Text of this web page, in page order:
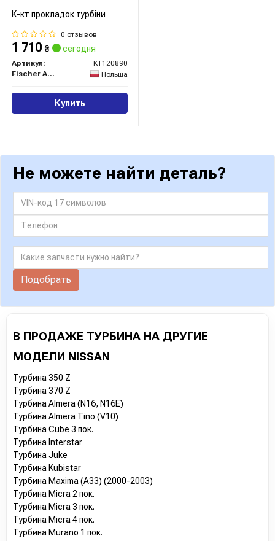
К-кт прокладок турбіни
0 отзывов
1 710 ₴ сегодня
Артикул:
KT120890
Fischer Automotive One (FA1)
Польша
Купить
Не можете найти деталь?
Подобрать
В ПРОДАЖЕ ТУРБИНА НА ДРУГИЕ
МОДЕЛИ NISSAN
Турбина 350 Z
Турбина 370 Z
Турбина Almera (N16, N16E)
Турбина Almera Tino (V10)
Турбина Cube 3 пок.
Турбина Interstar
Турбина Juke
Турбина Kubistar
Турбина Maxima (A33) (2000-2003)
Турбина Micra 2 пок.
Турбина Micra 3 пок.
Турбина Micra 4 пок.
Турбина Murano 1 пок.